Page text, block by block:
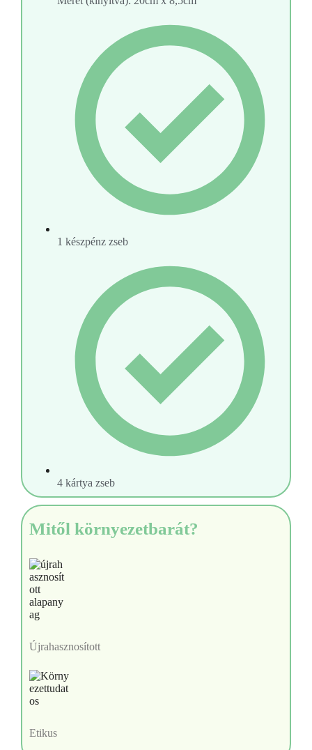
1 készpénz zseb
4 kártya zseb
Mitől környezetbarát?
Újrahasznosított
Etikus